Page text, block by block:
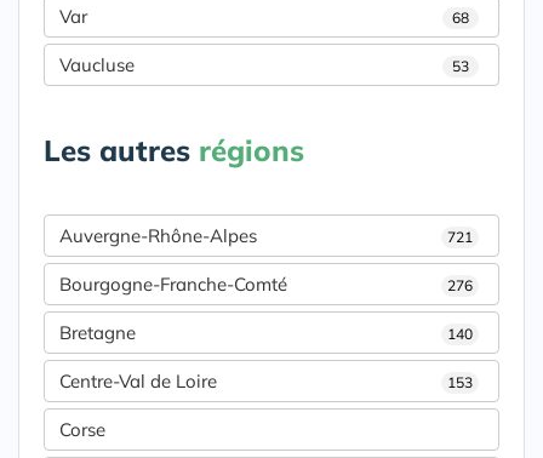
Var 68
Vaucluse 53
Les autres régions
Auvergne-Rhône-Alpes 721
Bourgogne-Franche-Comté 276
Bretagne 140
Centre-Val de Loire 153
Corse